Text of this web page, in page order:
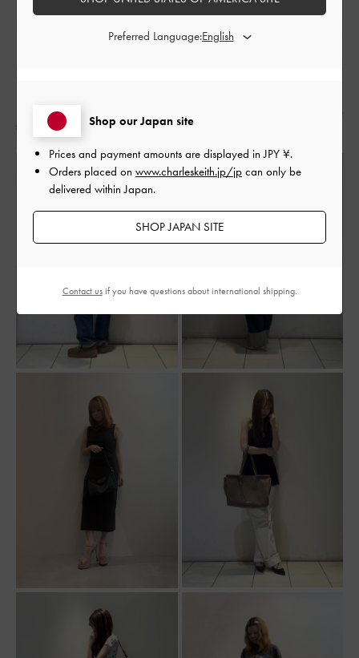
Shop our Japan site
Prices and payment amounts are displayed inJPY ¥.
Orders placed on www.charleskeith.jp/jp can only be
delivered within Japan.
SHOP JAPAN SITE
Preferred Language:
Contact usif you have questions about international shipping.